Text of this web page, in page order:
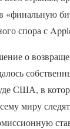
«финальную
спора с
о
США, в
миру